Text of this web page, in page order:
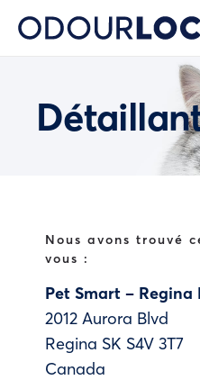
Nous avons trouvé
vous :
Pet Smart – Regina
2012 Aurora Blvd
Regina SK S4V 3T7
Canada